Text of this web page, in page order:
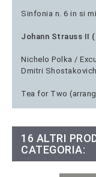
Sinfonia n. 6 in si
Johann Strauss II
Nichelo Polka /
Dmitri
Tea for Two
16 ALTRI
CATEGORIA: